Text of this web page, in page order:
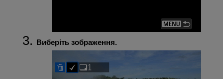
Виберіть зображення.